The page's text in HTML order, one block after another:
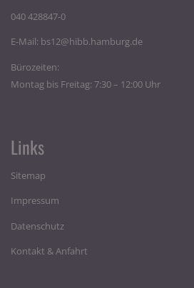
040 428847-0
E-Mail: bs12@hibb.hamburg.de
Bürozeiten:
Montag bis Freitag: 7:30 – 12:00 Uhr
Links
Sitemap
Impressum
Datenschutz
Kontakt & Anfahrt